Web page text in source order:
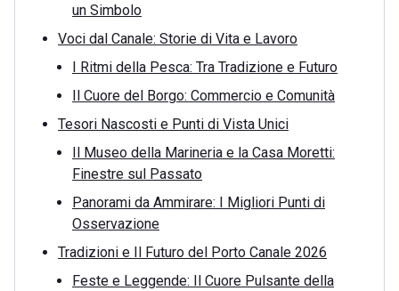
un Simbolo
Voci dal Canale: Storie di Vita e Lavoro
I Ritmi della Pesca: Tra Tradizione e Futuro
Il Cuore del Borgo: Commercio e Comunità
Tesori Nascosti e Punti di Vista Unici
Il Museo della Marineria e la Casa Moretti:
Finestre sul Passato
Panorami da Ammirare: I Migliori Punti di
Osservazione
Tradizioni e Il Futuro del Porto Canale 2026
Feste e Leggende: Il Cuore Pulsante della